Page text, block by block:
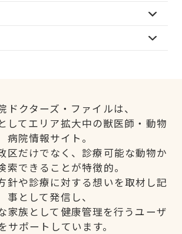
ドクターズ・ファイルは、
してエリア拡大中の獣医師・動物
病院情報サイト。
区だけでなく、診療可能な動物か
索できることが特徴的。
針や診療に対する想いを取材し記
事として発信し、
家族として健康管理を行うユーザ
サポートしています。